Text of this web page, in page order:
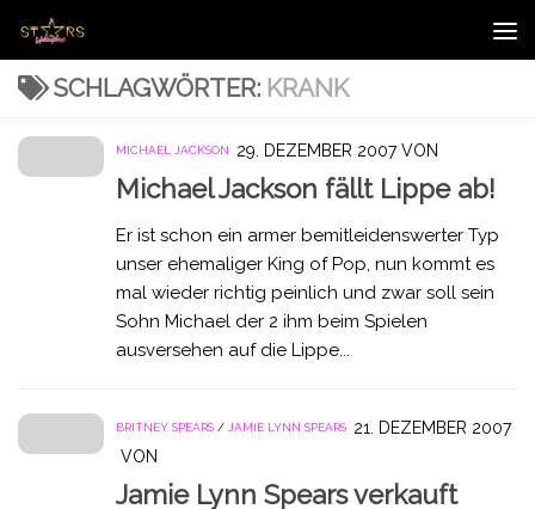
Zum Inhalt springen
SCHLAGWÖRTER: KRANK
MICHAEL JACKSON 29. DEZEMBER 2007VON
Michael Jackson fällt Lippe ab!
Er ist schon ein armer bemitleidenswerter Typ
unser ehemaliger King of Pop, nun kommt es
mal wieder richtig peinlich und zwar soll sein
Sohn Michael der 2 ihm beim Spielen
ausversehen auf die Lippe...
BRITNEY SPEARS / JAMIE LYNN SPEARS
21. DEZEMBER 2007
VON
Jamie Lynn Spears verkauft